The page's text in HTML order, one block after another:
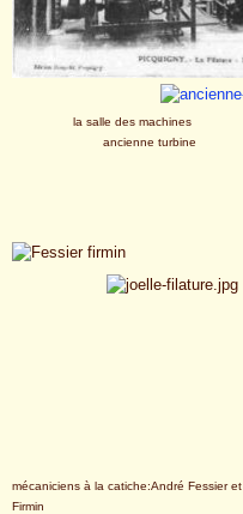
la salle des machines
ancienne turbine
mécaniciens à la catiche:André Fessier et
Firmin